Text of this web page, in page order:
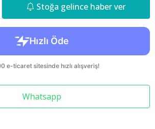
Stoğa gelince haber ver
Whatsapp